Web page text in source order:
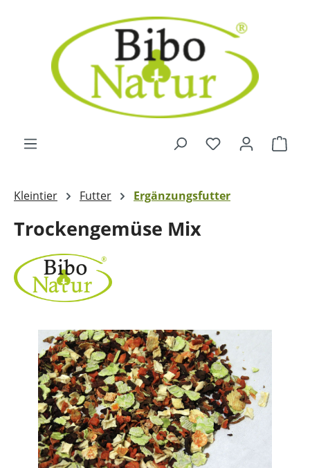
Zum Hauptinhalt springen
Kleintier Futter Ergänzungsfutter
Trockengemüse Mix
Bildergalerie überspringen